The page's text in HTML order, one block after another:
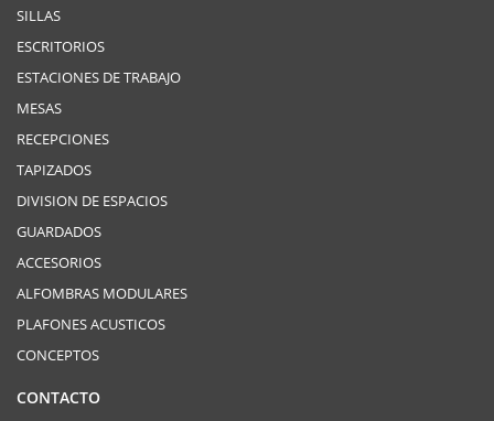
SILLAS
ESCRITORIOS
ESTACIONES DE TRABAJO
MESAS
RECEPCIONES
TAPIZADOS
DIVISION DE ESPACIOS
GUARDADOS
ACCESORIOS
ALFOMBRAS MODULARES
PLAFONES ACUSTICOS
CONCEPTOS
CONTACTO